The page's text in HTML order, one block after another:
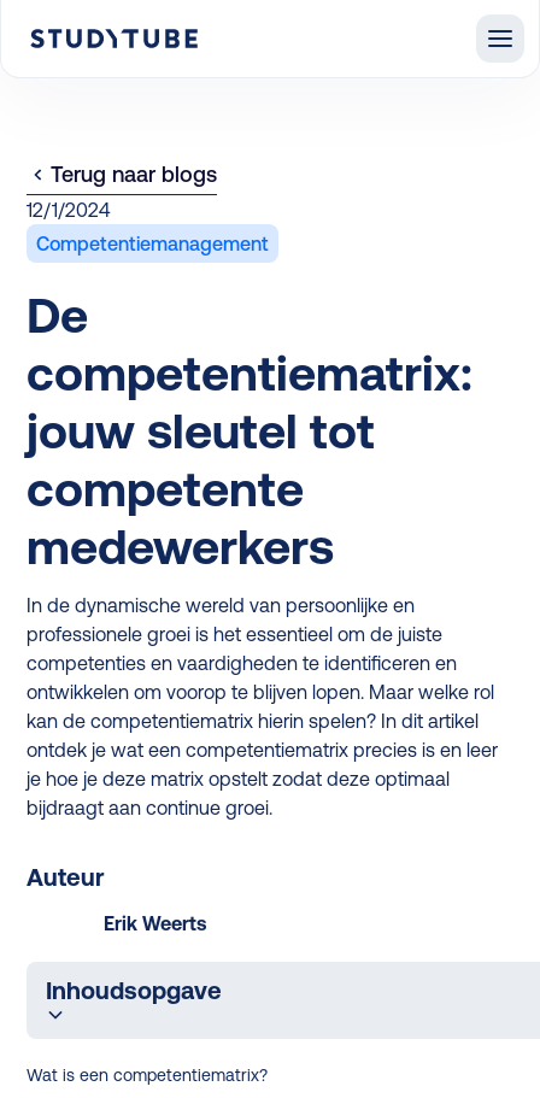
12/1/2024
Competentiemanagement
De
competentiematrix:
jouw sleutel tot
competente
medewerkers
In de dynamische wereld van persoonlijke en
professionele groei is het essentieel om de juiste
competenties en vaardigheden te identificeren en
ontwikkelen om voorop te blijven lopen. Maar welke rol
kan de competentiematrix hierin spelen? In dit artikel
ontdek je wat een competentiematrix precies is en leer
je hoe je deze matrix opstelt zodat deze optimaal
bijdraagt aan continue groei.
Terug naar blogs
Auteur
Erik Weerts
Inhoudsopgave
Wat is een competentiematrix?